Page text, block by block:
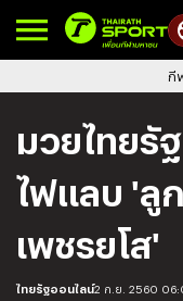
กี
มวยไทยรั
ไฟแลบ 'ลู
เพชรยโส'
ไทยรัฐออนไลน์2 ก.ย. 2560